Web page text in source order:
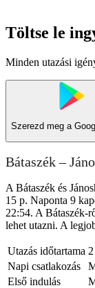
Töltse le
Minden utazási
Szerezd meg a
Bátaszék –
A Bátaszék és
15 p. Naponta 9
22:54. A Bátaszék-
lehet utazni. A
Utazás időtartama
Napi csatlakozás
Első indulás